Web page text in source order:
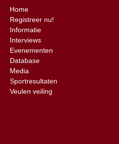
Home
Registreer nu!
Informatie
Interviews
Evenementen
Database
Media
Sportresultaten
Veulen veiling